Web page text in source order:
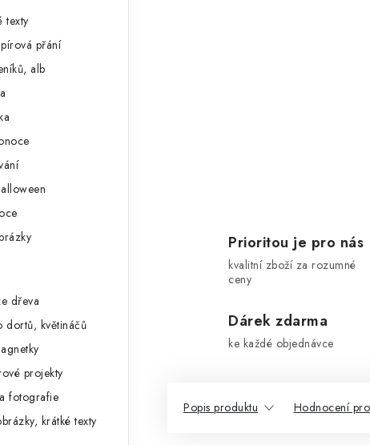
texty
přání
alb
dřeva
dortů, květináčů
projekty
fotografie
krátké texty
Prioritou je pro nás
kvalitní zboží za rozumné
ceny
Dárek zdarma
ke každé objednávce
Popis produktu Hodnocení